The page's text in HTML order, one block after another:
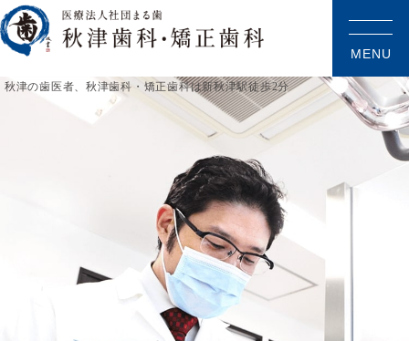
秋津の歯医者、秋津歯科・矯正歯科は新秋津駅徒歩2分
MENU